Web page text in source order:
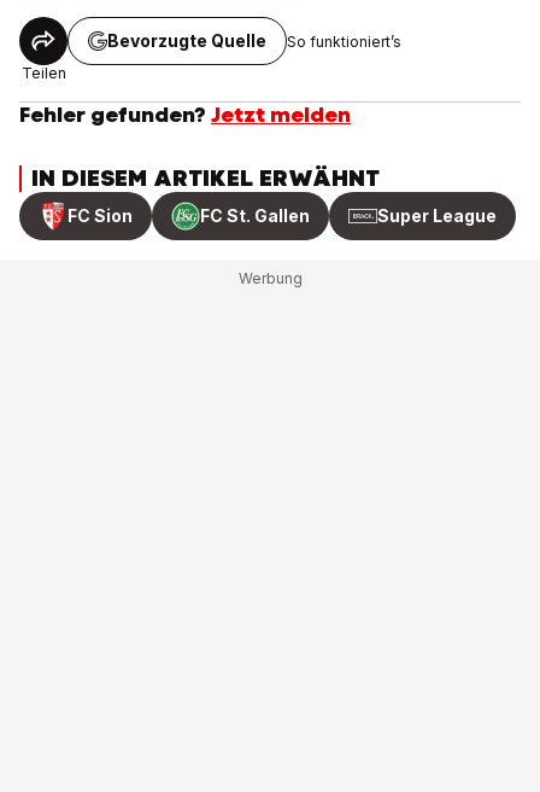
Teilen
Bevorzugte Quelle So funktioniert’s
Fehler gefunden? Jetzt melden
IN DIESEM ARTIKEL ERWÄHNT
FC Sion FC St. Gallen Super League